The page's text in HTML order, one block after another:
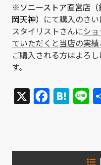
※ソニーストア直営店
岡天神） にて購入のさい
スタイリストさんにシ
ていただくと当店の実績
ご購入される方はよろ
す。
X